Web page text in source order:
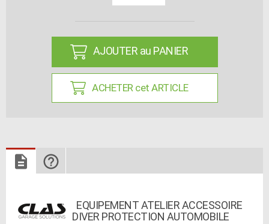
AJOUTER au PANIER
ACHETER cet ARTICLE
EQUIPEMENT ATELIER ACCESSOIRE
DIVER PROTECTION AUTOMOBILE